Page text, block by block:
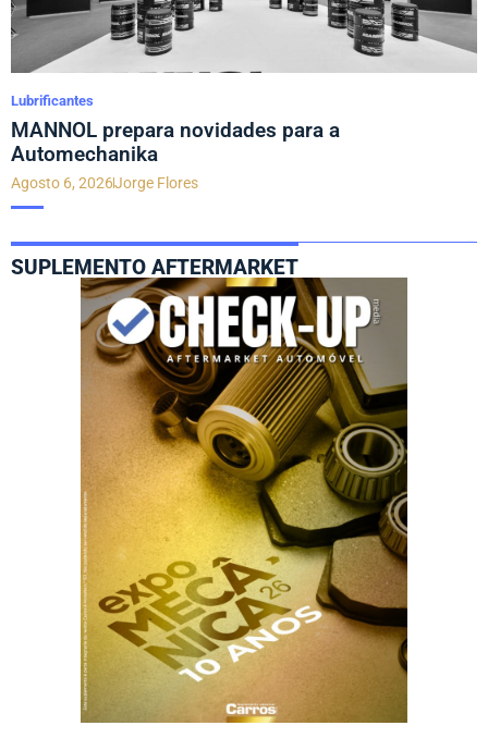
Lubrificantes
MANNOL prepara novidades para a
Automechanika
Agosto 6, 2026Jorge Flores
SUPLEMENTO AFTERMARKET